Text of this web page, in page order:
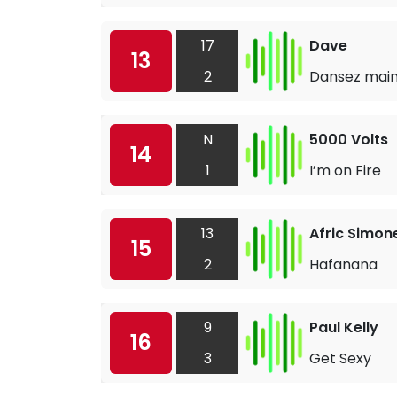
13
17
2
Dave
Dansez
14
N
1
5000 Volts
I’m on Fire
15
13
2
Afric
Hafanana
16
9
3
Paul Kelly
Get Sexy